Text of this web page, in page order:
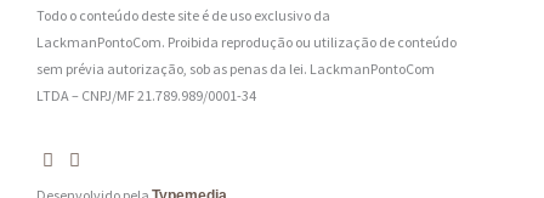
*
Todo o conteúdo deste site é de uso exclusivo da
LackmanPontoCom. Proibida reprodução ou utilização de conteúdo
sem prévia autorização, sob as penas da lei. LackmanPontoCom
LTDA – CNPJ/MF 21.789.989/0001-34